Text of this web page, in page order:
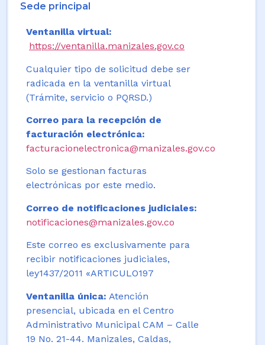
Sede principal
Ventanilla virtual:
https://ventanilla.manizales.gov.co
Cualquier tipo de solicitud debe ser
radicada en la ventanilla virtual
(Trámite, servicio o PQRSD.)
Correo para la recepción de
facturación electrónica:
facturacionelectronica@manizales.gov.co
Solo se gestionan facturas
electrónicas por este medio.
Correo de notificaciones judiciales:
notificaciones@manizales.gov.co
Este correo es exclusivamente para
recibir notificaciones judiciales,
ley1437/2011 «ARTICULO197
Ventanilla única: Atención
presencial, ubicada en el Centro
Administrativo Municipal CAM – Calle
19 No. 21-44. Manizales, Caldas,